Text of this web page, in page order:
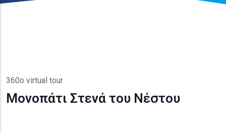
360o virtual tour
Μονοπάτι Στενά του Νέστου